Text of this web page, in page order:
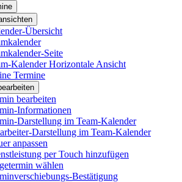
Übersicht
Seite
Kalender Horizontale Ansicht
Termine
bearbeiten
Informationen
Darstellung im Team-Kalender
Darstellung im Team-Kalender
anpassen
per Touch hinzufügen
wählen
Bestätigung